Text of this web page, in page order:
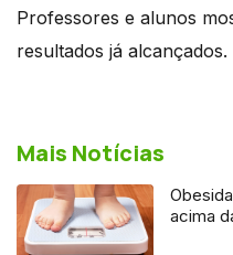
Professores e alunos
resultados já alcançados.
Mais Notícias
acima